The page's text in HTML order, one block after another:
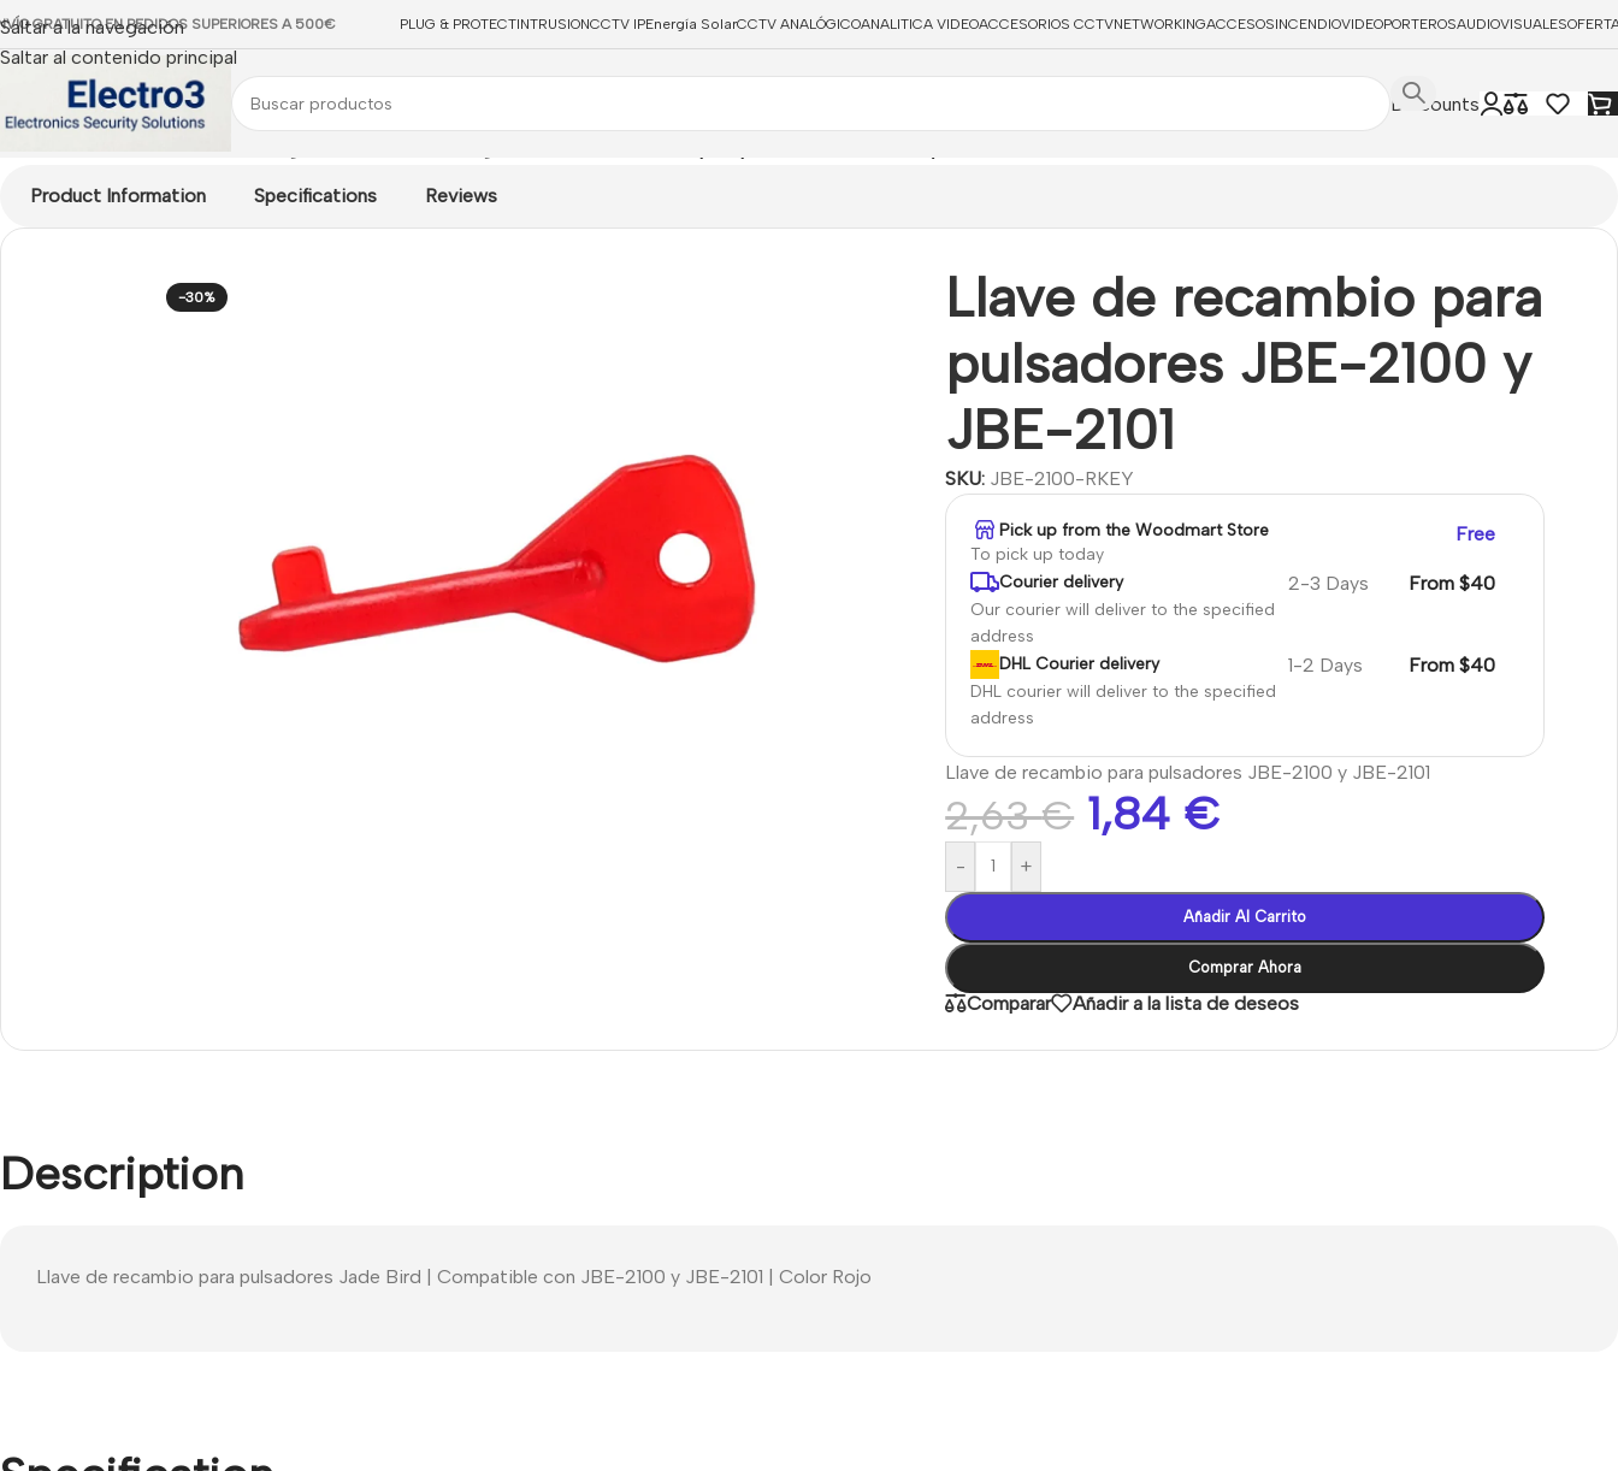
Saltar a la navegación
Saltar al contenido principal
GRATUITO EN PEDIDOS SUPERIORES A 500€ PLUG & PROTECTINTRUSIONCCTV IPEnergía SolarCCTV ANALÓGICOANALITICA VIDEOACCESORIOS CCTVNETWORKINGACCESOSINCENDIOVIDEOPORTEROSAUDIOVISUALES
Discounts
Product Information Specifications Reviews
-30%
Llave de recambio para
pulsadores JBE-2100 y
JBE-2101
SKU: JBE-2100-RKEY
Pick up from the Woodmart Store
To pick up today
Free
Courier delivery
Our courier will deliver to the specified
address
2-3 Days From $40
DHL Courier delivery
DHL courier will deliver to the specified
address
1-2 Days From $40
Llave de recambio para pulsadores JBE-2100 y JBE-2101
2,63€ 1,84 €
- +
Añadir Al Carrito
Comprar Ahora
Comparar Añadir a la lista de deseos
Description
Llave de recambio para pulsadores Jade Bird | Compatible con JBE-2100 y JBE-2101 | Color Rojo